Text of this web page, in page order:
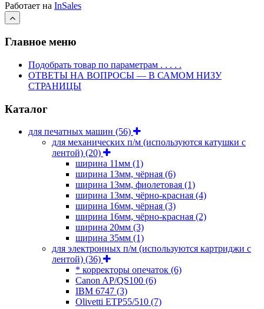
Работает на InSales
Главное меню
Подобрать товар по параметрам . . . . .
ОТВЕТЫ НА ВОПРОСЫ — В САМОМ НИЗУ
СТРАНИЦЫ
Каталог
для печатных машин (56)
для механических п/м (используются катушки с
лентой) (20)
ширина 11мм (1)
ширина 13мм, чёрная (6)
ширина 13мм, фиолетовая (1)
ширина 13мм, чёрно-красная (4)
ширина 16мм, чёрная (3)
ширина 16мм, чёрно-красная (2)
ширина 20мм (3)
ширина 35мм (1)
для электронных п/м (используются картриджи с
лентой) (36)
* корректоры опечаток (6)
Canon AP/QS100 (6)
IBM 6747 (3)
Olivetti ETP55/510 (7)